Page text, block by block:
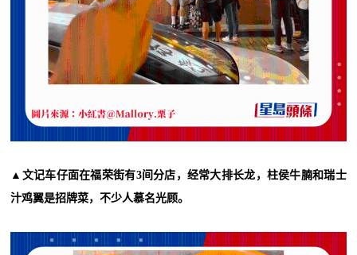
▲文记车仔面在福荣街有3间分店，经常大排长龙，柱侯牛腩和瑞士
汁鸡翼是招牌菜，不少人慕名光顾。